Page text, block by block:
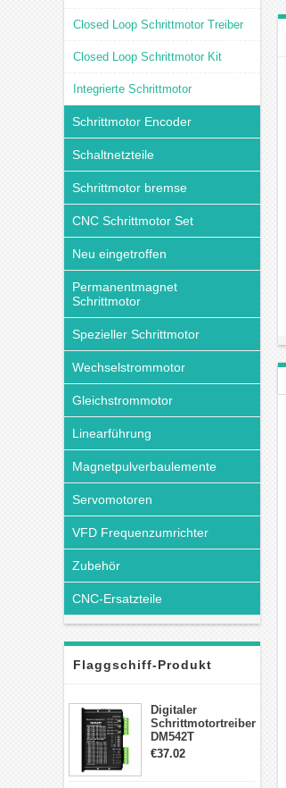
Closed Loop Schrittmotor Treiber
Closed Loop Schrittmotor Kit
Integrierte Schrittmotor
Schrittmotor Encoder
Schaltnetzteile
Schrittmotor bremse
CNC Schrittmotor Set
Neu eingetroffen
Permanentmagnet
Schrittmotor
Spezieller Schrittmotor
Wechselstrommotor
Gleichstrommotor
Linearführung
Magnetpulverbaulemente
Servomotoren
VFD Frequenzumrichter
Zubehör
CNC-Ersatzteile
Flaggschiff-Produkt
Digitaler
Schrittmotortreiber
DM542T
Schrittmotor
€37.02